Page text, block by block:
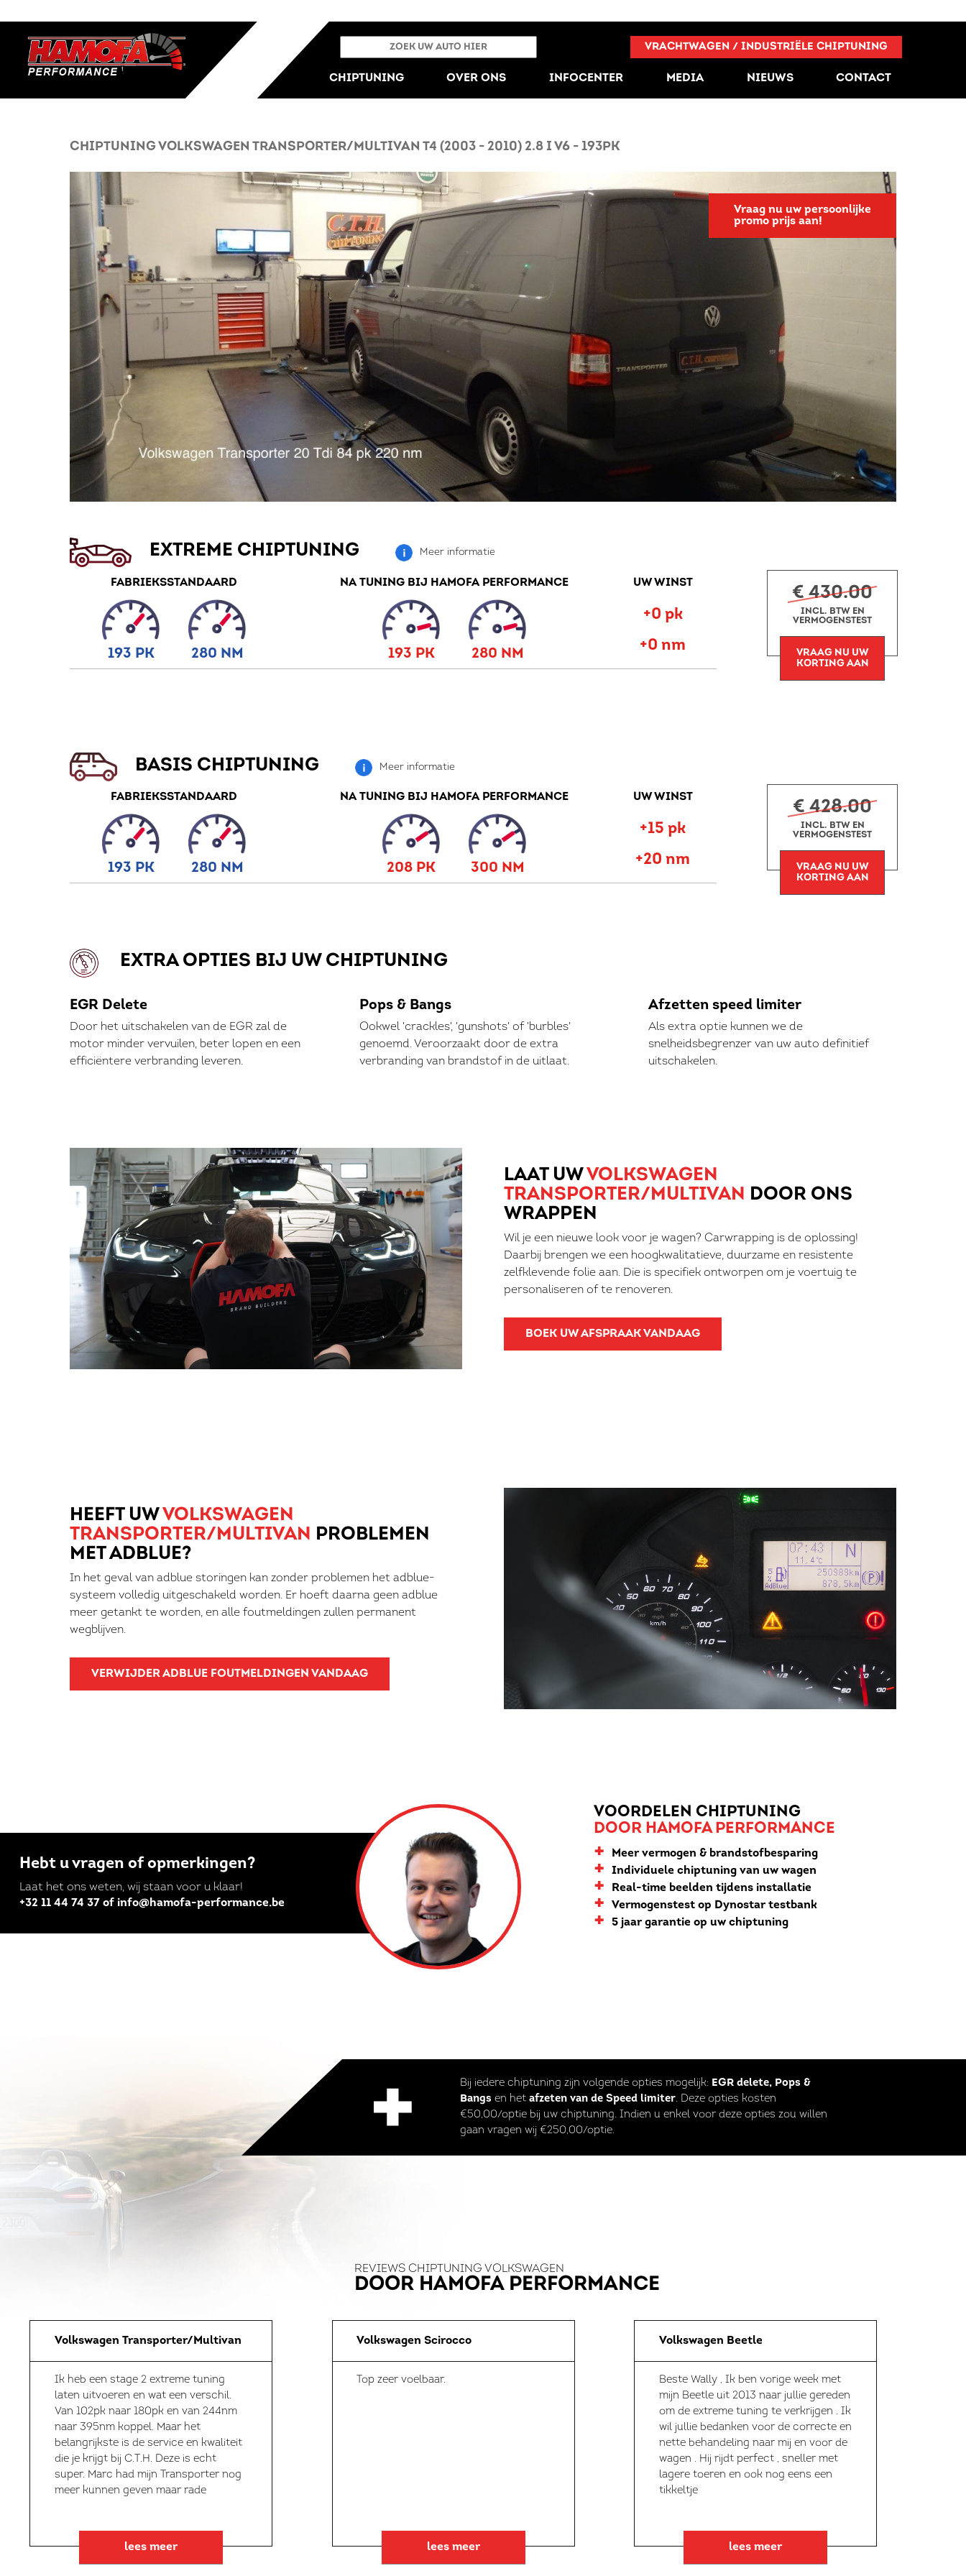
VRACHTWAGEN / INDUSTRIËLE CHIPTUNING
CHIPTUNING OVER ONS INFOCENTER MEDIA NIEUWS CONTACT
CHIPTUNING VOLKSWAGEN TRANSPORTER/MULTIVAN T4 (2003 - 2010) 2.8 I V6 - 193PK
Vraag nu uw persoonlijke
promo prijs aan!
EXTREME CHIPTUNING Meer informatie
FABRIEKSSTANDAARD NA TUNING BIJ HAMOFA PERFORMANCE UW WINST
193 PK 280 NM 193 PK 280 NM
+0 pk
+0 nm
€ 430.00
INCL. BTW EN
VERMOGENSTEST
VRAAG NU UW
KORTING AAN
BASIS CHIPTUNING Meer informatie
FABRIEKSSTANDAARD NA TUNING BIJ HAMOFA PERFORMANCE UW WINST
193 PK 280 NM 208 PK 300 NM
+15 pk
+20 nm
€ 428.00
INCL. BTW EN
VERMOGENSTEST
VRAAG NU UW
KORTING AAN
EXTRA OPTIES BIJ UW CHIPTUNING
EGR Delete
Door het uitschakelen van de EGR zal de
motor minder vervuilen, beter lopen en een
efficiëntere verbranding leveren.
Pops & Bangs
Ookwel 'crackles', 'gunshots' of 'burbles'
genoemd. Veroorzaakt door de extra
verbranding van brandstof in de uitlaat.
Afzetten speed limiter
Als extra optie kunnen we de
snelheidsbegrenzer van uw auto definitief
uitschakelen.
LAAT UWVOLKSWAGEN
TRANSPORTER/MULTIVAN DOOR ONS
WRAPPEN
Wil je een nieuwe look voor je wagen? Carwrapping is de oplossing!
Daarbij brengen we een hoogkwalitatieve, duurzame en resistente
zelfklevende folie aan. Die is specifiek ontworpen om je voertuig te
personaliseren of te renoveren.
BOEK UW AFSPRAAK VANDAAG
HEEFT UWVOLKSWAGEN
TRANSPORTER/MULTIVAN PROBLEMEN
MET ADBLUE?
In het geval van adblue storingen kan zonder problemen het adblue-
systeem volledig uitgeschakeld worden. Er hoeft daarna geen adblue
meer getankt te worden, en alle foutmeldingen zullen permanent
wegblijven.
VERWIJDER ADBLUE FOUTMELDINGEN VANDAAG
Hebt u vragen of opmerkingen?
Laat het ons weten, wij staan voor u klaar!
+32 11 44 74 37 of info@hamofa-performance.be
VOORDELEN CHIPTUNING
DOOR HAMOFA PERFORMANCE
+ Meer vermogen & brandstofbesparing
+ Individuele chiptuning van uw wagen
+ Real-time beelden tijdens installatie
+ Vermogenstest op Dynostar testbank
+ 5 jaar garantie op uw chiptuning
Bij iedere chiptuning zijn volgende opties mogelijk: EGR delete, Pops &
Bangs en hetafzeten van de Speed limiter. Deze opties kosten
€50,00/optie bij uw chiptuning. Indien u enkel voor deze opties zou willen
gaan vragen wij €250,00/optie.
REVIEWS CHIPTUNING VOLKSWAGEN
DOOR HAMOFA PERFORMANCE
Volkswagen Transporter/Multivan
Ik heb een stage 2 extreme tuning
laten uitvoeren en wat een verschil.
Van 102pk naar 180pk en van 244nm
naar 395nm koppel. Maar het
belangrijkste is de service en kwaliteit
die je krijgt bij C.T.H. Deze is echt
super. Marc had mijn Transporter nog
meer kunnen geven maar rade
lees meer
Volkswagen Scirocco
Top zeer voelbaar.
lees meer
Volkswagen Beetle
Beste Wally , Ik ben vorige week met
mijn Beetle uit 2013 naar jullie gereden
om de extreme tuning te verkrijgen . Ik
wil jullie bedanken voor de correcte en
nette behandeling naar mij en voor de
wagen . Hij rijdt perfect , sneller met
lagere toeren en ook nog eens een
tikkeltje
lees meer